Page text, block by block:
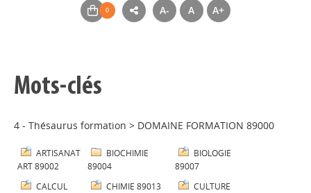
A- A A+
Mots-clés
4 - Thésaurus formation > DOMAINE FORMATION 89000
ARTISANAT
ART 89002
BIOCHIMIE
89004
BIOLOGIE
89007
CALCUL
CHIMIE 89013
CULTURE